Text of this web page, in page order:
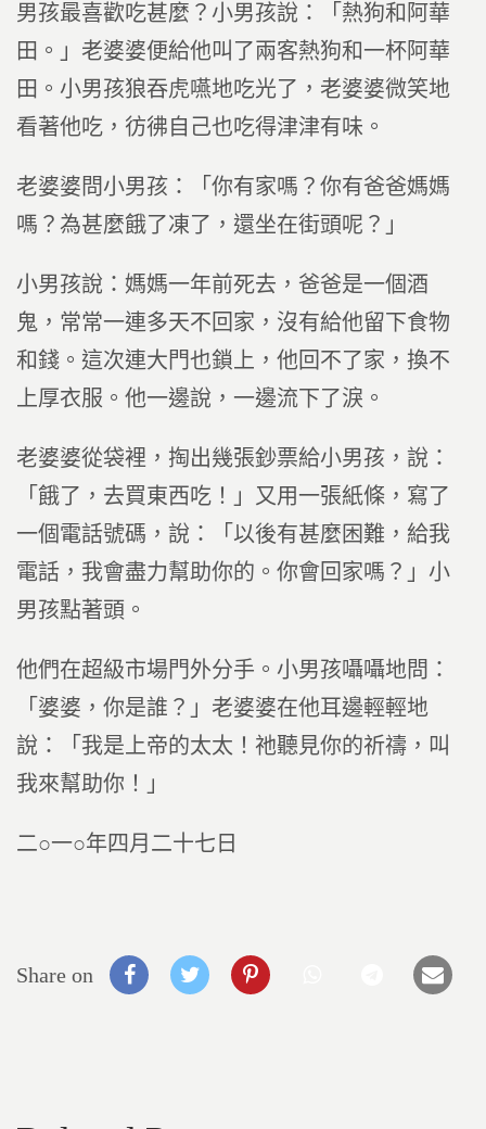
男孩最喜歡吃甚麼？小男孩說：「熱狗和阿華
田。」老婆婆便給他叫了兩客熱狗和一杯阿華
田。小男孩狼吞虎嚥地吃光了，老婆婆微笑地
看著他吃，彷彿自己也吃得津津有味。
老婆婆問小男孩：「你有家嗎？你有爸爸媽媽
嗎？為甚麼餓了凍了，還坐在街頭呢？」
小男孩說：媽媽一年前死去，爸爸是一個酒
鬼，常常一連多天不回家，沒有給他留下食物
和錢。這次連大門也鎖上，他回不了家，換不
上厚衣服。他一邊說，一邊流下了淚。
老婆婆從袋裡，掏出幾張鈔票給小男孩，說：
「餓了，去買東西吃！」又用一張紙條，寫了
一個電話號碼，說：「以後有甚麼困難，給我
電話，我會盡力幫助你的。你會回家嗎？」小
男孩點著頭。
他們在超級市場門外分手。小男孩囁囁地問：
「婆婆，你是誰？」老婆婆在他耳邊輕輕地
說：「我是上帝的太太！祂聽見你的祈禱，叫
我來幫助你！」
二○一○年四月二十七日
Share on